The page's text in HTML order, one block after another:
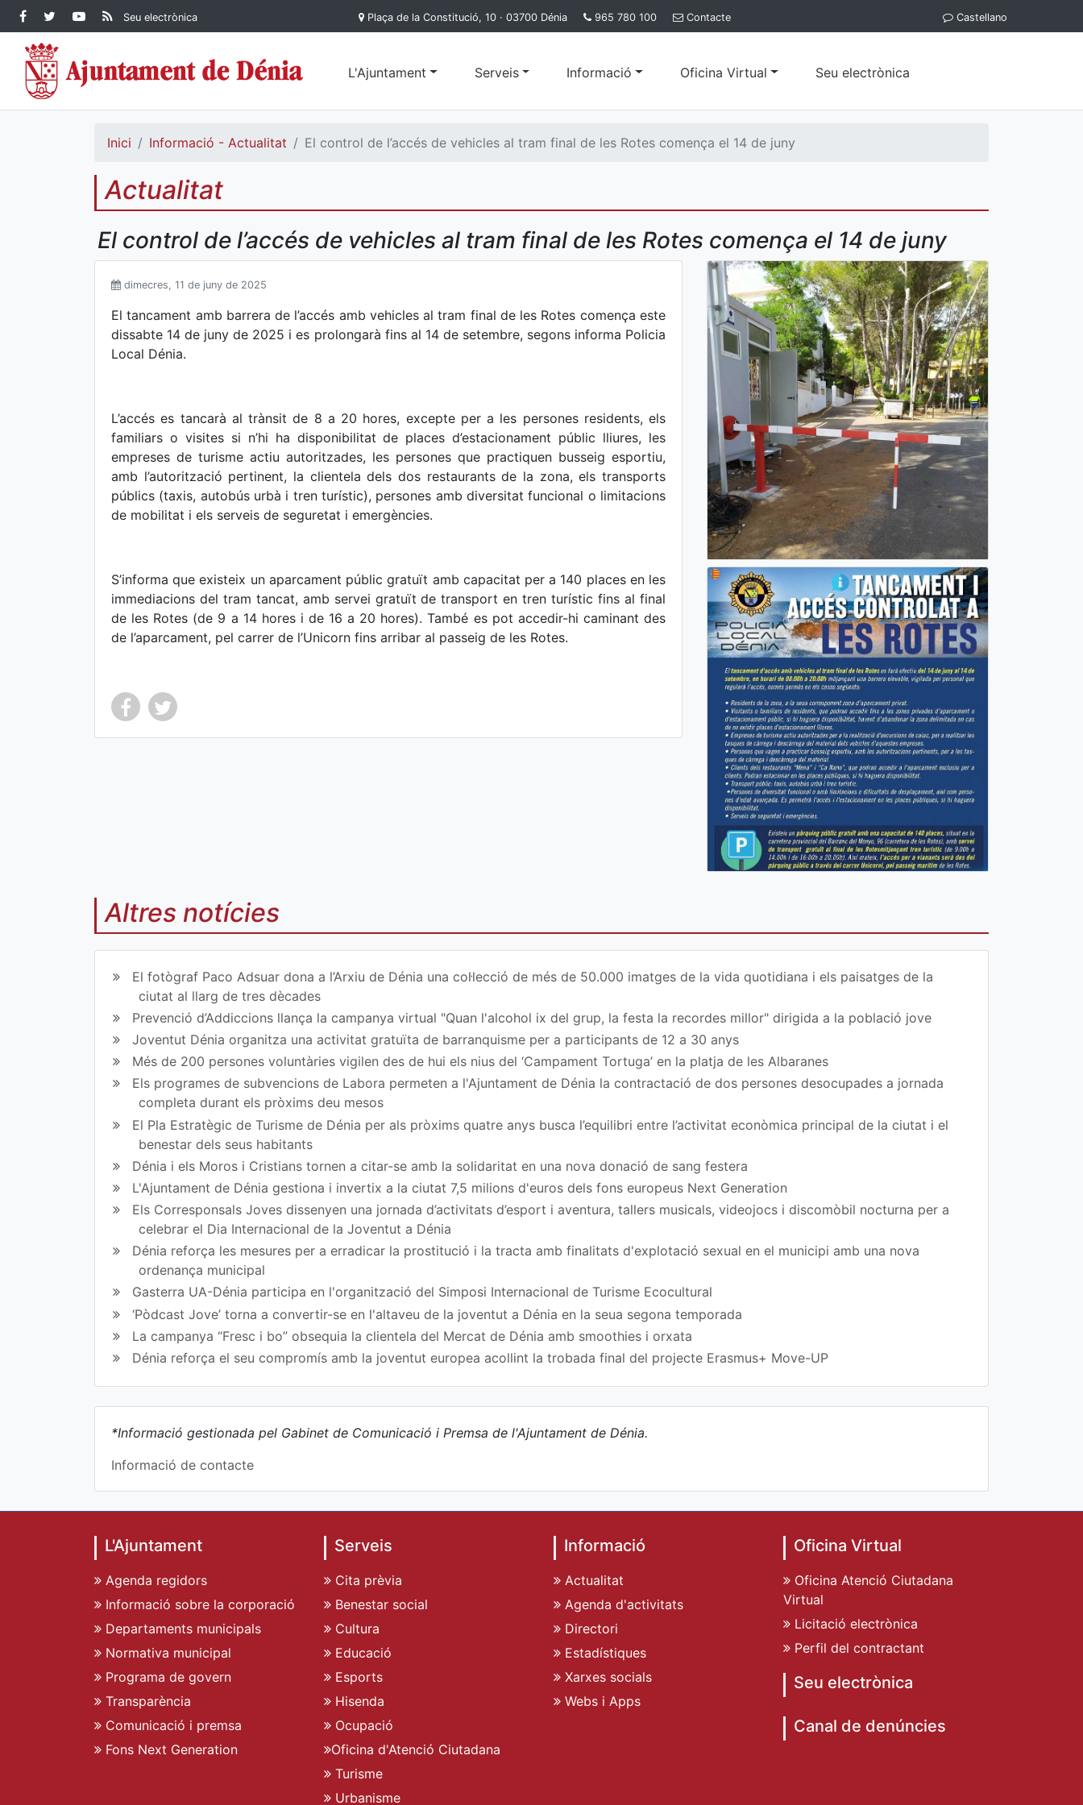
Contingut principal
Facebook Ajuntament de
Dénia
Twitter Ajuntament de
Dénia
YouTube Ajuntament
de Dénia
RSS Actualitat
Ajuntament de
Seu electrònica Plaça de la Constitució, 10 · 03700 Dénia 965 780 100 Contacte Castellano
L'Ajuntament Serveis Informació Oficina Virtual Seu electrònica
Inici Informació - Actualitat El control de l’accés de vehicles al tram final de les Rotes comença el 14 de juny
Actualitat
El control de l’accés de vehicles al tram final de les Rotes comença el 14 de juny
dimecres, 11 de juny de 2025
El tancament amb barrera de l’accés amb vehicles al tram final de les Rotes comença este
dissabte 14 de juny de 2025 i es prolongarà fins al 14 de setembre, segons informa Policia
Local Dénia.
L’accés es tancarà al trànsit de 8 a 20 hores, excepte per a les persones residents, els
familiars o visites si n’hi ha disponibilitat de places d’estacionament públic lliures, les
empreses de turisme actiu autoritzades, les persones que practiquen busseig esportiu,
amb l’autorització pertinent, la clientela dels dos restaurants de la zona, els transports
públics (taxis, autobús urbà i tren turístic), persones amb diversitat funcional o limitacions
de mobilitat i els serveis de seguretat i emergències.
S’informa que existeix un aparcament públic gratuït amb capacitat per a 140 places en les
immediacions del tram tancat, amb servei gratuït de transport en tren turístic fins al final
de les Rotes (de 9 a 14 hores i de 16 a 20 hores). També es pot accedir-hi caminant des
de l’aparcament, pel carrer de l’Unicorn fins arribar al passeig de les Rotes.
en
Fa
ce
bo
ok
en
Tw
itt
er
Altres notícies
El fotògraf Paco Adsuar dona a l’Arxiu de Dénia una col·lecció de més de 50.000 imatges de la vida quotidiana i els paisatges de la
ciutat al llarg de tres dècades
Prevenció d’Addiccions llança la campanya virtual "Quan l'alcohol ix del grup, la festa la recordes millor" dirigida a la població jove
Joventut Dénia organitza una activitat gratuïta de barranquisme per a participants de 12 a 30 anys
Més de 200 persones voluntàries vigilen des de hui els nius del ‘Campament Tortuga’ en la platja de les Albaranes
Els programes de subvencions de Labora permeten a l'Ajuntament de Dénia la contractació de dos persones desocupades a jornada
completa durant els pròxims deu mesos
El Pla Estratègic de Turisme de Dénia per als pròxims quatre anys busca l’equilibri entre l’activitat econòmica principal de la ciutat i el
benestar dels seus habitants
Dénia i els Moros i Cristians tornen a citar-se amb la solidaritat en una nova donació de sang festera
L'Ajuntament de Dénia gestiona i invertix a la ciutat 7,5 milions d'euros dels fons europeus Next Generation
Els Corresponsals Joves dissenyen una jornada d’activitats d’esport i aventura, tallers musicals, videojocs i discomòbil nocturna per a
celebrar el Dia Internacional de la Joventut a Dénia
Dénia reforça les mesures per a erradicar la prostitució i la tracta amb finalitats d'explotació sexual en el municipi amb una nova
ordenança municipal
Gasterra UA-Dénia participa en l'organització del Simposi Internacional de Turisme Ecocultural
‘Pòdcast Jove’ torna a convertir-se en l'altaveu de la joventut a Dénia en la seua segona temporada
La campanya “Fresc i bo” obsequia la clientela del Mercat de Dénia amb smoothies i orxata
Dénia reforça el seu compromís amb la joventut europea acollint la trobada final del projecte Erasmus+ Move-UP
*Informació gestionada pel Gabinet de Comunicació i Premsa de l'Ajuntament de Dénia.
Informació de contacte
L'Ajuntament
Agenda regidors
Informació sobre la corporació
Departaments municipals
Normativa municipal
Programa de govern
Transparència
Comunicació i premsa
Fons Next Generation
Serveis
Cita prèvia
Benestar social
Cultura
Educació
Esports
Hisenda
Ocupació
Oficina d'Atenció Ciutadana
Turisme
Urbanisme
Informació
Actualitat
Agenda d'activitats
Directori
Estadístiques
Xarxes socials
Webs i Apps
Oficina Virtual
Oficina Atenció Ciutadana
Virtual
Licitació electrònica
Perfil del contractant
Seu electrònica
Canal de denúncies